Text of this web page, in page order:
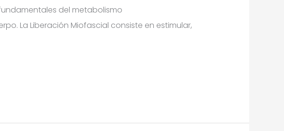
del metabolismo
La Liberación Miofascial consiste en estimular,